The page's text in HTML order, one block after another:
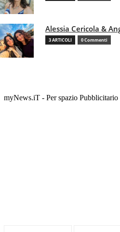
Alessia Cericola &
3 ARTICOLI 0 Commenti
myNews.iT - Per spazio